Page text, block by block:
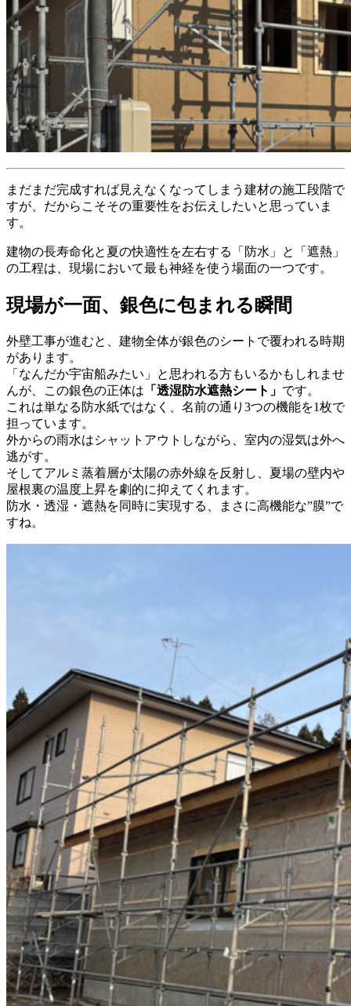
まだまだ完成すれば見えなくなってしまう建材の施工段階で
すが、だからこそその重要性をお伝えしたいと思っていま
す。
建物の長寿命化と夏の快適性を左右する「防水」と「遮熱」
の工程は、現場において最も神経を使う場面の一つです。
現場が一面、銀色に包まれる瞬間
外壁工事が進むと、建物全体が銀色のシートで覆われる時期
があります。
「なんだか宇宙船みたい」と思われる方もいるかもしれませ
んが、この銀色の正体は 「透湿防水遮熱シート」 です。
これは単なる防水紙ではなく、名前の通り3つの機能を1枚で
担っています。
外からの雨水はシャットアウトしながら、室内の湿気は外へ
逃がす。
そしてアルミ蒸着層が太陽の赤外線を反射し、夏場の壁内や
屋根裏の温度上昇を劇的に抑えてくれます。
防水・透湿・遮熱を同時に実現する、まさに高機能な”膜”で
すね。